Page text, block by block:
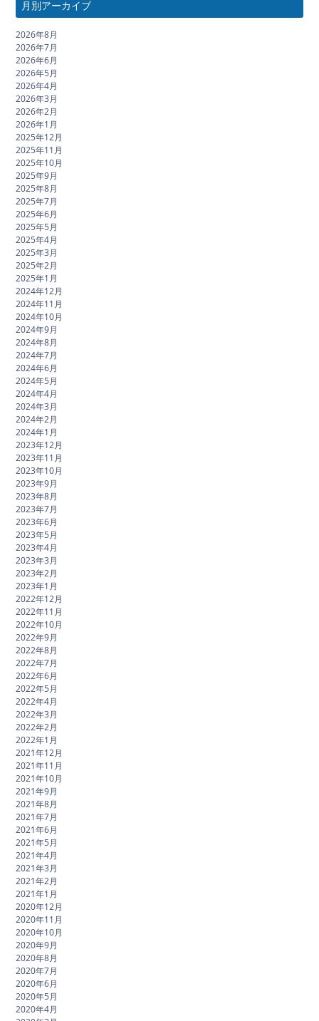
月別アーカイブ
2026年8月
2026年7月
2026年6月
2026年5月
2026年4月
2026年3月
2026年2月
2026年1月
2025年12月
2025年11月
2025年10月
2025年9月
2025年8月
2025年7月
2025年6月
2025年5月
2025年4月
2025年3月
2025年2月
2025年1月
2024年12月
2024年11月
2024年10月
2024年9月
2024年8月
2024年7月
2024年6月
2024年5月
2024年4月
2024年3月
2024年2月
2024年1月
2023年12月
2023年11月
2023年10月
2023年9月
2023年8月
2023年7月
2023年6月
2023年5月
2023年4月
2023年3月
2023年2月
2023年1月
2022年12月
2022年11月
2022年10月
2022年9月
2022年8月
2022年7月
2022年6月
2022年5月
2022年4月
2022年3月
2022年2月
2022年1月
2021年12月
2021年11月
2021年10月
2021年9月
2021年8月
2021年7月
2021年6月
2021年5月
2021年4月
2021年3月
2021年2月
2021年1月
2020年12月
2020年11月
2020年10月
2020年9月
2020年8月
2020年7月
2020年6月
2020年5月
2020年4月